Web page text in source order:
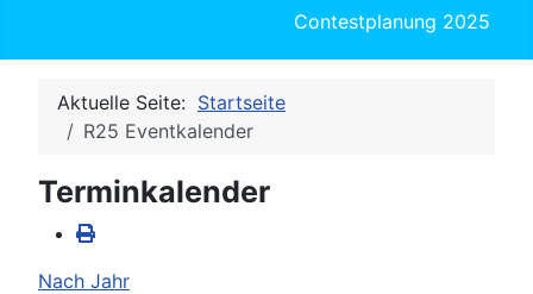
Contestplanung 2025
Aktuelle Seite: Startseite
R25 Eventkalender
Terminkalender
Nach Jahr